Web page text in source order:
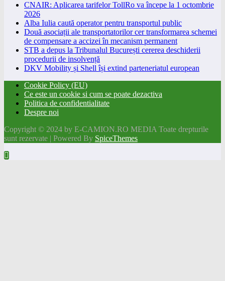
CNAIR: Aplicarea tarifelor TollRo va începe la 1 octombrie
2026
Alba Iulia caută operator pentru transportul public
Două asociații ale transportatorilor cer transformarea schemei
de compensare a accizei în mecanism permanent
STB a depus la Tribunalul București cererea deschiderii
procedurii de insolvență
DKV Mobility și Shell își extind parteneriatul european
Cookie Policy (EU)
Ce este un cookie si cum se poate dezactiva
Politica de confidentialitate
Despre noi
Copyright © 2024 by E-CAMION.RO MEDIA Toate drepturile
sunt rezervate | Powered By SpiceThemes